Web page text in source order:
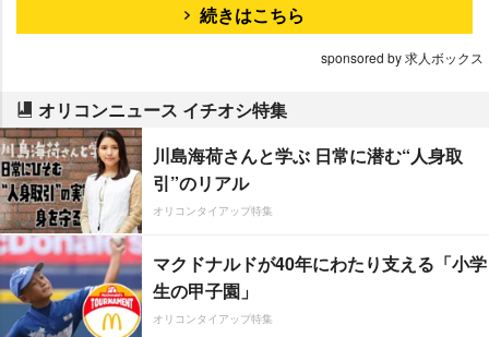
続きはこちら
sponsored by 求人ボックス
オリコンニュース イチオシ特集
川島海荷さんと学ぶ 日常に潜む“人身取
引”のリアル
オリコンタイアップ特集
マクドナルドが40年にわたり支える「小学
生の甲子園」
オリコンタイアップ特集